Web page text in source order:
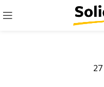
27